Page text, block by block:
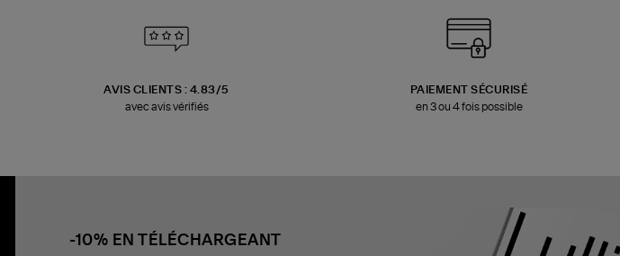
AVIS CLIENTS : 4.83/5
avec avis vérifiés
PAIEMENT SÉCURISÉ
en 3 ou 4 fois possible
-10% EN TÉLÉCHARGEANT